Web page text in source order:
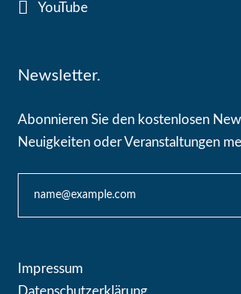
YouTube
Newsletter.
Abonnieren Sie den kostenlosen
Neuigkeiten oder Veranstaltungen
Impressum
Datenschutzerklärung